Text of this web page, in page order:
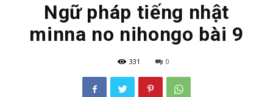
Ngữ pháp tiếng nhật
minna no nihongo bài 9
331 0